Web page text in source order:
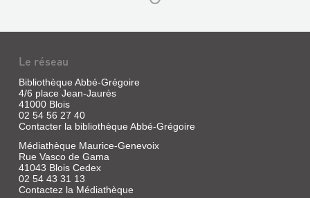
SUR
(EURE-
ET-
LOIR)
DEPUIS
SON
ORIG...
Livre
Rabouin
:
D'ONZAIN
ET
CHOUZY
À
AVERDO...
Livre
|
Robinet,
André
Le réseau
Bibliothèque Abbé-Grégoire
4/6 place Jean-Jaurès
41000 Blois
02 54 56 27 40
Contacter la bibliothèque Abbé-Grégoire
Médiathèque Maurice-Genevoix
Rue Vasco de Gama
41043 Blois Cedex
02 54 43 31 13
Contactez la Médiathèque